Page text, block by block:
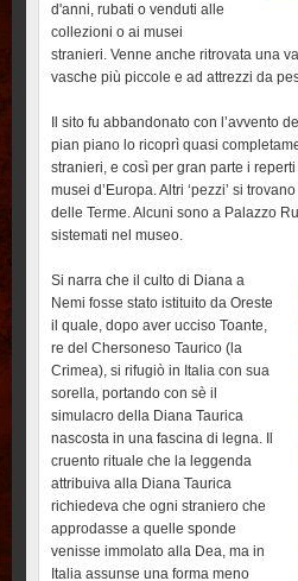
d'anni, rubati o venduti alle
collezioni o ai musei
stranieri. Venne anche ritrovata una
vasche più piccole e ad attrezzi da
Il sito fu abbandonato con l’avvento
pian piano lo ricoprì quasi
stranieri, e così per gran parte i
musei d’Europa. Altri ‘pezzi’ si
delle Terme. Alcuni sono a Palazzo
sistemati nel museo.
Si narra che il culto di Diana a
Nemi fosse stato istituito da Oreste
il quale, dopo aver ucciso Toante,
re del Chersoneso Taurico (la
Crimea), si rifugiò in Italia con sua
sorella, portando con sè il
simulacro della Diana Taurica
nascosta in una fascina di legna. Il
cruento rituale che la leggenda
attribuiva alla Diana Taurica
richiedeva che ogni straniero che
approdasse a quelle sponde
venisse immolato alla Dea, ma in
Italia assunse una forma meno